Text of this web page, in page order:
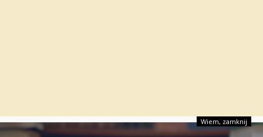
Wiem, zamknij